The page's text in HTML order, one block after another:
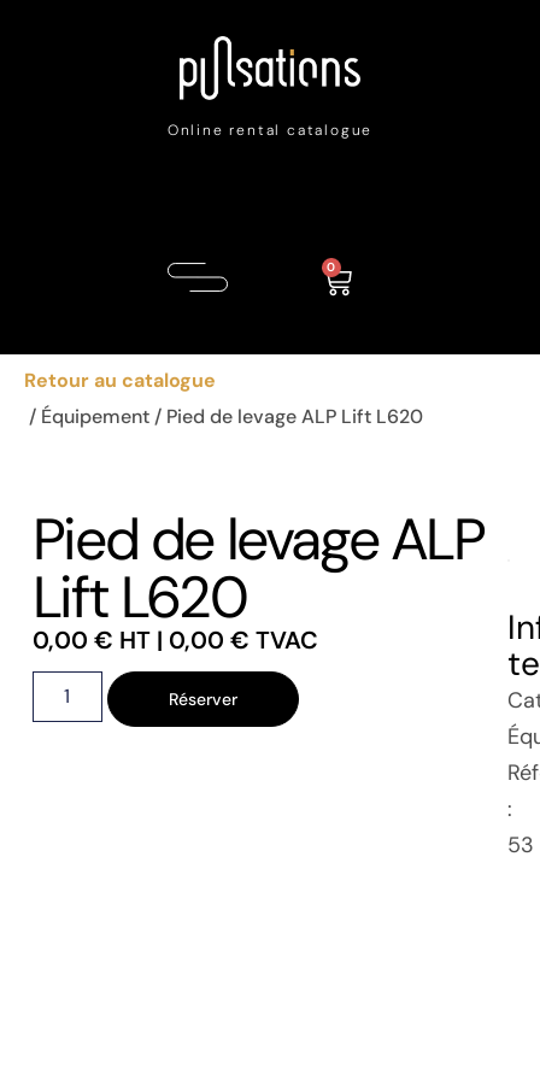
Online rental catalogue
0
Retour au catalogue
/ Équipement / Pied de levage ALP Lift L620
Pied de levage ALP
Lift L620
0,00 € HT | 0,00 € TVAC
Réserver
:
53